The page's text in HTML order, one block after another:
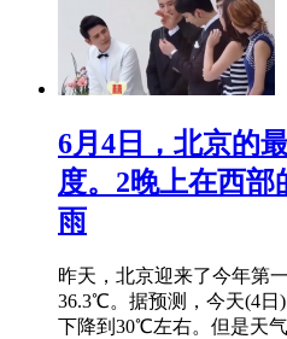
6月4日，北京的
度。2晚上在西
雨
昨天，北京迎来了今年第
36.3℃。据预测，今天(4日
下降到30℃左右。但是天